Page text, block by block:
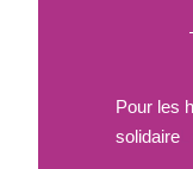
Pour les
solidaire